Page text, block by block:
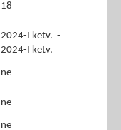
18
2024-I ketv. -
2024-I ketv.
ne
ne
ne